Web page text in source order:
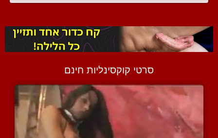
סרטי קוקסינליות חינם